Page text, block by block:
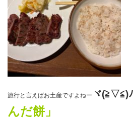
旅行と言えばお土産ですよねー ヾ(≧▽≦)ﾉ
んだ餅」